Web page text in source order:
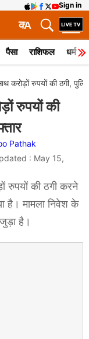
Sign in
A
क
पैसा राशिफल धर्म
करोड़ों रुपयों की ठगी,
रुपयों की
Pathak
: May 15,
रुपयों की ठगी करने
है। मामला निवेश के
है।